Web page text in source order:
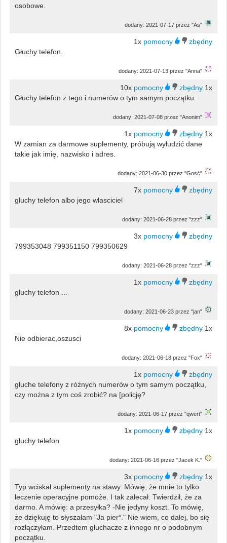
osobowe.
dodany: 2021-07-17 przez "As"
1x
Głuchy telefon.
dodany: 2021-07-13 przez "Anna"
10x
1x
Głuchy telefon z tego i numerów o tym samym początku.
dodany: 2021-07-08 przez "Anonim"
1x
1x
W zamian za darmowe suplementy, próbują wyłudzić dane
takie jak imię, nazwisko i adres.
dodany: 2021-06-30 przez "Gosć"
7x
gluchy telefon albo jego wlasciciel
dodany: 2021-06-28 przez "zzz"
3x
799353048 799351150 799350629
dodany: 2021-06-28 przez "zzz"
1x
głuchy telefon ...
dodany: 2021-06-23 przez "jan"
8x
1x
Nie odbierac,oszusci
dodany: 2021-06-18 przez "Fox"
1x
głuche telefony z różnych numerów o tym samym początku,
czy można z tym coś zrobić? na [policję?
dodany: 2021-06-17 przez "qwert"
1x
1x
głuchy telefon
dodany: 2021-06-16 przez "Jacek K."
3x
1x
Typ wciskał suplementy na stawy. Mówię, że mnie to tylko
leczenie operacyjne pomoże. I tak zalecał. Twierdził, że za
darmo. A mówię: a przesyłka? -Nie jedyny koszt. To mówię,
że dziękuję to słyszałam "Ja pier*." Nie wiem, co dalej, bo się
rozłączyłam. Przedtem głuchacze z innego nr o podobnym
początku.